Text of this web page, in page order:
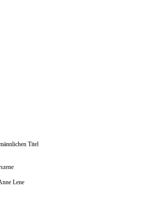
Titel
Lene